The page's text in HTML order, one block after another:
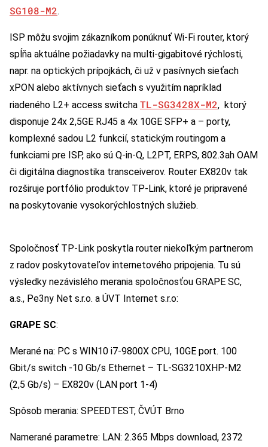
SG108-M2.
ISP môžu svojim zákazníkom ponúknuť Wi-Fi router, ktorý
spĺňa aktuálne požiadavky na multi-gigabitové rýchlosti,
napr. na optických prípojkách, či už v pasívnych sieťach
xPON alebo aktívnych sieťach s využitím napríklad
riadeného L2+ access switcha TL-SG3428X-M2, ktorý
disponuje 24x 2,5GE RJ45 a 4x 10GE SFP+ a – porty,
komplexné sadou L2 funkcií, statickým routingom a
funkciami pre ISP, ako sú Q-in-Q, L2PT, ERPS, 802.3ah OAM
či digitálna diagnostika transceiverov. Router EX820v tak
rozširuje portfólio produktov TP-Link, ktoré je pripravené
na poskytovanie vysokorýchlostných služieb.
Spoločnosť TP-Link poskytla router niekoľkým partnerom
z radov poskytovateľov internetového pripojenia. Tu sú
výsledky nezávislého merania spoločnosťou GRAPE SC,
a.s., Pe3ny Net s.r.o. a ÚVT Internet s.r.o:
GRAPE SC:
Merané na: PC s WIN10 i7-9800X CPU, 10GE port. 100
Gbit/s switch -10 Gb/s Ethernet – TL-SG3210XHP-M2
(2,5 Gb/s) – EX820v (LAN port 1-4)
Spôsob merania: SPEEDTEST, ČVÚT Brno
Namerané parametre: LAN: 2.365 Mbps download, 2372